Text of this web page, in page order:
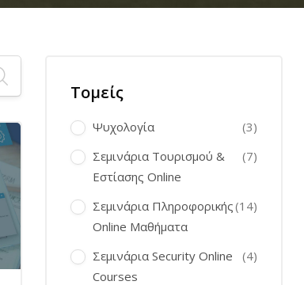
Τομείς
Ψυχολογία
(3)
Σεμινάρια Τουρισμού &
Εστίασης Online
(7)
Σεμινάρια Πληροφορικής
Online Μαθήματα
(14)
Σεμινάρια Security Online
Courses
(4)